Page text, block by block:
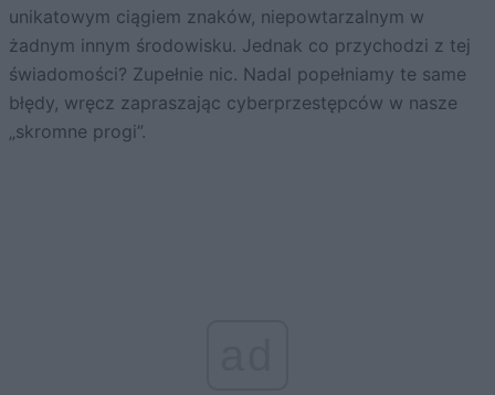
unikatowym ciągiem znaków, niepowtarzalnym w
żadnym innym środowisku. Jednak co przychodzi z tej
świadomości? Zupełnie nic. Nadal popełniamy te same
błędy, wręcz zapraszając cyberprzestępców w nasze
„skromne progi”.